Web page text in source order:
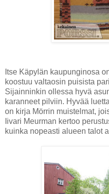
Itse Käpylän kaupunginosa
koostuu valtaosin puisista
Sijainninkin ollessa hyvä
karanneet pilviin. Hyvää
on kirja Mörrin muistelmat,
Iivari Meurman kertoo
kuinka nopeasti alueen talot